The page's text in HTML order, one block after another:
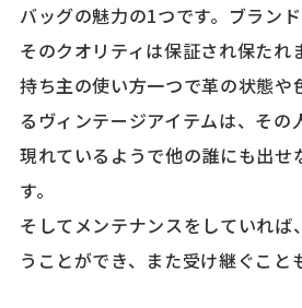
バッグの魅力の1つです。ブラン
そのクオリティは保証され保たれ
持ち主の使い方一つで革の状態や
るヴィンテージアイテムは、その
現れているようで他の誰にも出せ
す。
そしてメンテナンスをしていれば
うことができ、また受け継ぐこと